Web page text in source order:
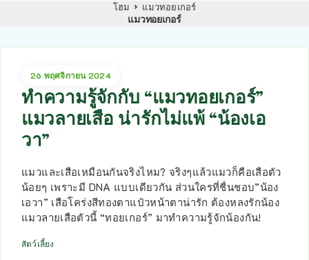
โฮม แมวทอยเกอร์
แมวทอยเกอร์
26 พฤศจิกายน 2024
ทำความรู้จักกับ “แมวทอยเกอร์”
แมวลายเสือ น่ารักไม่แพ้ “น้องเอ
วา”
แมวและเสือเหมือนกันจริงไหม? จริงๆแล้วแมวก็คือเสือตัว
น้อยๆ เพราะมี DNA แบบเดียวกัน ส่วนใครที่ชื่นชอบ”น้อง
เอวา” เสือโคร่งสีทองตาแป๋วหน้าตาน่ารัก ต้องหลงรักน้อง
แมวลายเสือตัวนี้ “ทอยเกอร์” มาทำความรู้จักน้องกัน!
สัตว์เลี้ยง